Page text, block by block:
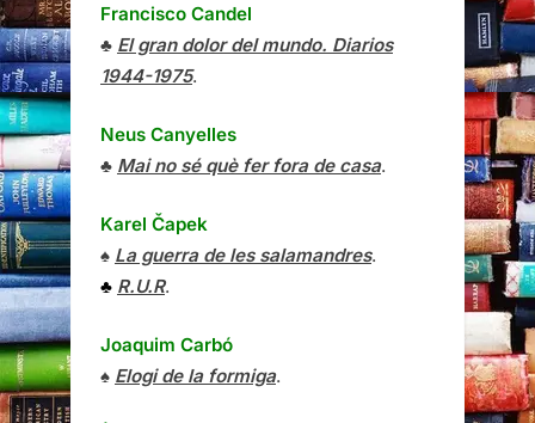
Francisco Candel
♣ El gran dolor del mundo. Diarios
1944-1975.
Neus Canyelles
♣ Mai no sé què fer fora de casa.
Karel Čapek
♠ La guerra de les salamandres.
♣ R.U.R.
Joaquim Carbó
♠ Elogi de la formiga.